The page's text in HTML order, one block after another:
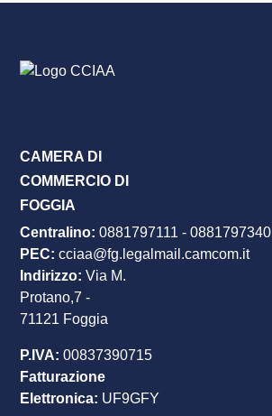
CAMERA DI
COMMERCIO DI
FOGGIA
Centralino: 0881797111 - 0881797340
PEC: cciaa@fg.legalmail.camcom.it
Indirizzo: Via M.
Protano,7 -
71121 Foggia
P.IVA: 00837390715
Fatturazione
Elettronica: UF9GFY